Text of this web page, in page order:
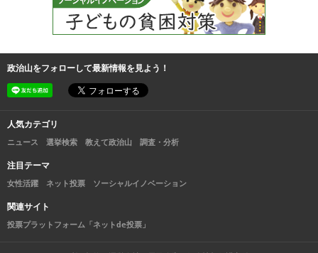
政治山をフォローして最新情報を見よう！
人気カテゴリ
ニュース 選挙検索 教えて政治山 調査・分析
注目テーマ
女性活躍 ネット投票 ソーシャルイノベーション
関連サイト
投票プラットフォーム「ネットde投票」